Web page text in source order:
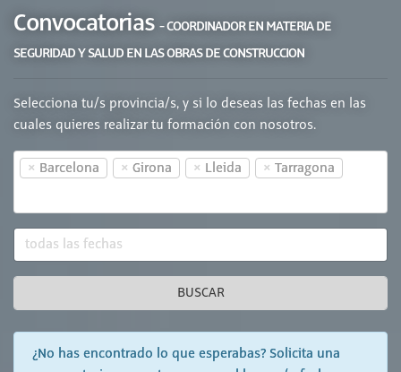
Convocatorias - COORDINADOR EN MATERIA DE
SEGURIDAD Y SALUD EN LAS OBRAS DE CONSTRUCCION
Selecciona tu/s provincia/s, y si lo deseas las fechas en las
cuales quieres realizar tu formación con nosotros.
× Barcelona × Girona × Lleida × Tarragona
BUSCAR
¿No has encontrado lo que esperabas? Solicita una